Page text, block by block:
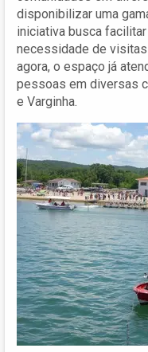
disponibilizar uma
iniciativa busca
necessidade de
agora, o espaço já
pessoas em diversas
e Varginha.